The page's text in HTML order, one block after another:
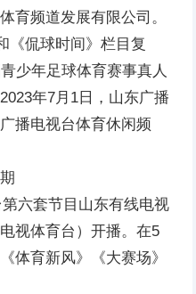
育频道发展有限公司。
《侃球时间》栏目复
少年足球体育赛事真人
年7月1日，山东广播
播电视台体育休闲频
六套节目山东有线电视
视体育台）开播。在5
体育新风》《大赛场》